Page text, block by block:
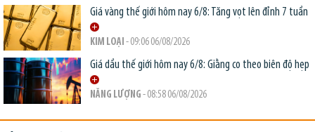
Giá vàng thế giới hôm nay 6/8: Tăng vọt lên đỉnh 7 tuần
KIM LOẠI - 09:06 06/08/2026
Giá dầu thế giới hôm nay 6/8: Giằng co theo biên độ hẹp
NĂNG LƯỢNG - 08:58 06/08/2026